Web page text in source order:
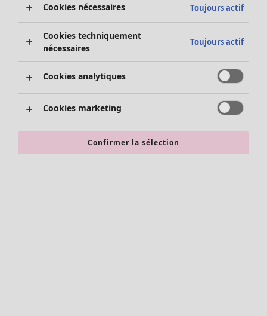
Promos SOLDES
Les promos de Gudrun Sjödén
Nouvel arrivage
Bonnes affaires en soldes - jusqu'à -70
Cookies nécessaires Toujours actif
Cookies techniquement
nécessaires
Toujours actif
Cookies analytiques
Cookies marketing
Confirmer la sélection